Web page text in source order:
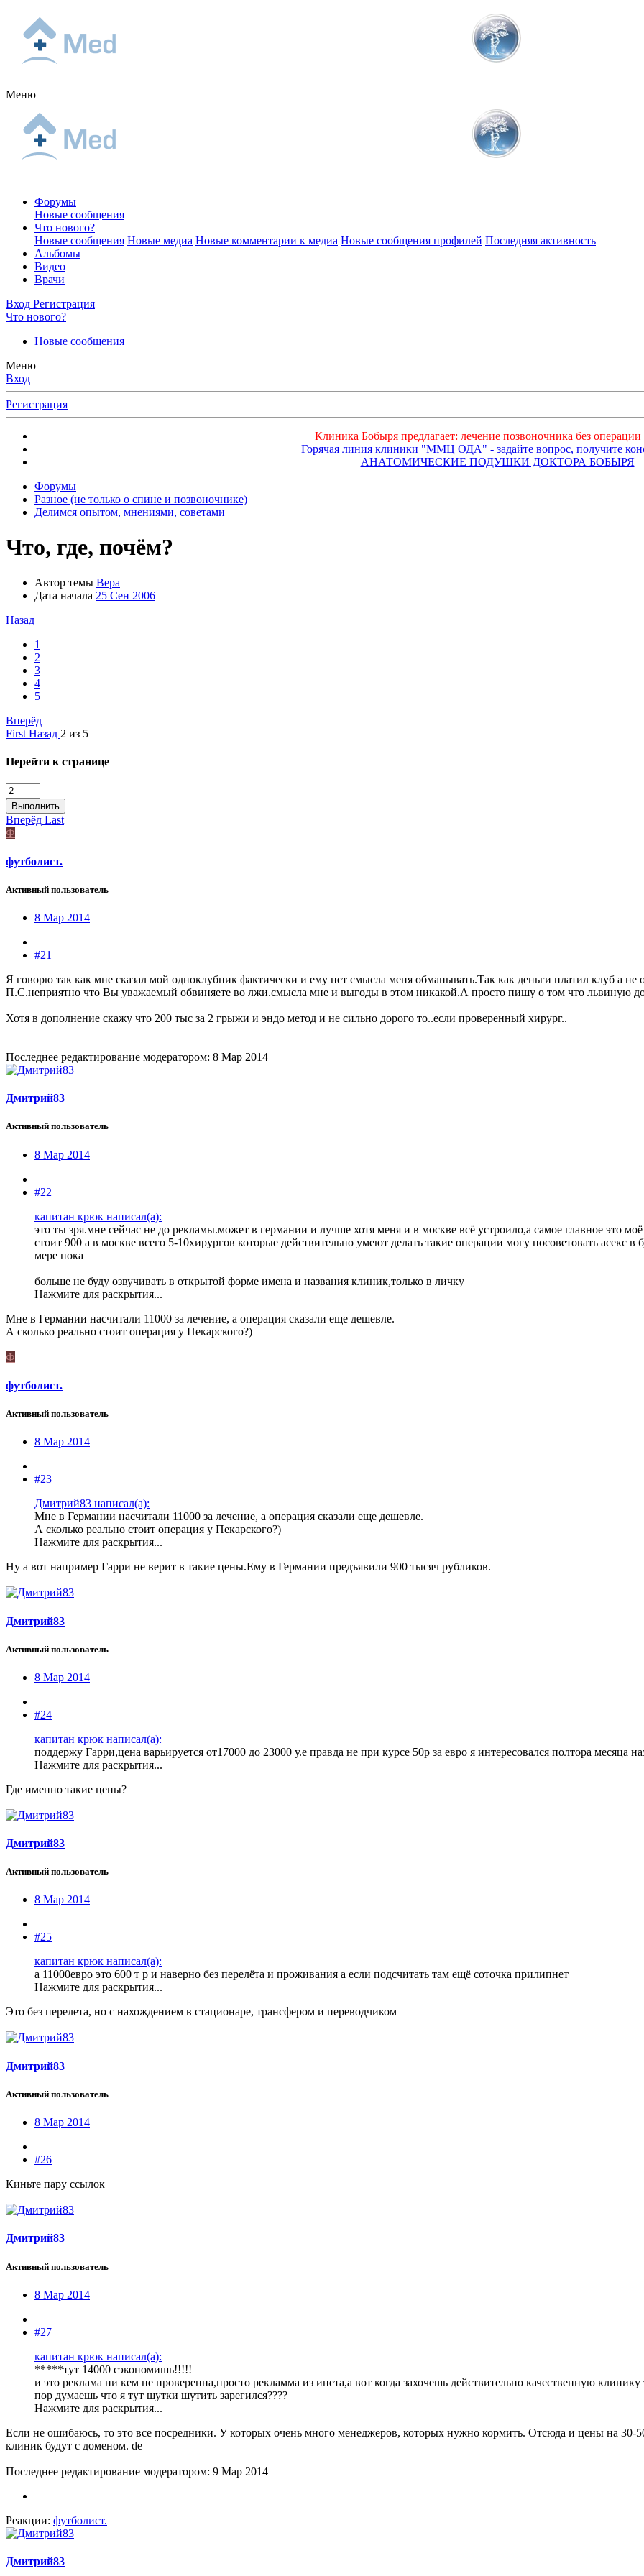
Меню
Форумы
Новые сообщения
Что нового?
Новые сообщения Новые медиа Новые комментарии к медиа Новые сообщения профилей Последняя активность
Альбомы
Видео
Врачи
Вход Регистрация
Что нового?
Новые сообщения
Меню
Вход
Регистрация
Клиника Бобыря предлагает: лечение позвоночника без
Горячая линия клиники "ММЦ ОДА" - задайте вопрос, получите
АНАТОМИЧЕСКИЕ ПОДУШКИ ДОКТОРА БОБЫРЯ
Форумы
Разное (не только о спине и позвоночнике)
Делимся опытом, мнениями, советами
Что, где, почём?
Автор темы Вера
Дата начала 25 Сен 2006
Назад
1
2
3
4
5
Вперёд
First Назад 2 из 5
Перейти к странице
Выполнить
Вперёд Last
Ф
футболист.
Активный пользователь
8 Мар 2014
#21
Я говорю так как мне сказал мой одноклубник фактически и ему нет смысла меня обманывать.Так как деньги платил клуб а не
П.С.неприятно что Вы уважаемый обвиняете во лжи.смысла мне и выгоды в этом никакой.А просто пишу о том что львиную
Хотя в дополнение скажу что 200 тыс за 2 грыжи и эндо метод и не сильно дорого то..если проверенный хирург..
Последнее редактирование модератором: 8 Мар 2014
Дмитрий83
Активный пользователь
8 Мар 2014
#22
капитан крюк написал(а):
это ты зря.мне сейчас не до рекламы.может в германии и лучше хотя меня и в москве всё устроило,а самое главное это
стоит 900 а в москве всего 5-10хирургов которые действительно умеют делать такие операции могу посоветовать асекс
мере пока
больше не буду озвучивать в открытой форме имена и названия клиник,только в личку
Нажмите для раскрытия...
Мне в Германии насчитали 11000 за лечение, а операция сказали еще дешевле.
А сколько реально стоит операция у Пекарского?)
Ф
футболист.
Активный пользователь
8 Мар 2014
#23
Дмитрий83 написал(а):
Мне в Германии насчитали 11000 за лечение, а операция сказали еще дешевле.
А сколько реально стоит операция у Пекарского?)
Нажмите для раскрытия...
Ну а вот например Гарри не верит в такие цены.Ему в Германии предъявили 900 тысяч рубликов.
Дмитрий83
Активный пользователь
8 Мар 2014
#24
капитан крюк написал(а):
поддержу Гарри,цена варьируется от17000 до 23000 у.е правда не при курсе 50р за евро я интересовался полтора месяца
Нажмите для раскрытия...
Где именно такие цены?
Дмитрий83
Активный пользователь
8 Мар 2014
#25
капитан крюк написал(а):
а 11000евро это 600 т р и наверно без перелёта и проживания а если подсчитать там ещё соточка прилипнет
Нажмите для раскрытия...
Это без перелета, но с нахождением в стационаре, трансфером и переводчиком
Дмитрий83
Активный пользователь
8 Мар 2014
#26
Киньте пару ссылок
Дмитрий83
Активный пользователь
8 Мар 2014
#27
капитан крюк написал(а):
*****тут 14000 сэкономишь!!!!!
и это реклама ни кем не проверенна,просто рекламма из инета,а вот когда захочешь действительно качественную
пор думаешь что я тут шутки шутить зарегился????
Нажмите для раскрытия...
Если не ошибаюсь, то это все посредники. У которых очень много менеджеров, которых нужно кормить. Отсюда и цены на
клиник будут с доменом. de
Последнее редактирование модератором: 9 Мар 2014
Реакции: футболист.
Дмитрий83